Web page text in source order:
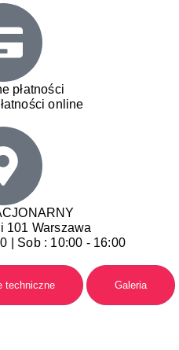
płatności
online
101 Warszawa
| Sob : 10:00 - 16:00
techniczne Galeria